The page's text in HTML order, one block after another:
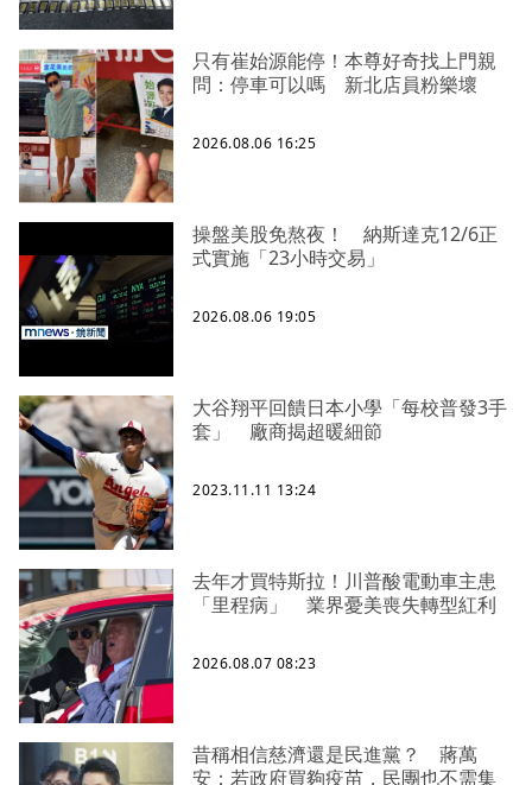
只有崔始源能停！本尊好奇找上門親
問：停車可以嗎 新北店員粉樂壞
2026.08.06 16:25
操盤美股免熬夜！ 納斯達克12/6正
式實施「23小時交易」
2026.08.06 19:05
大谷翔平回饋日本小學「每校普發3手
套」 廠商揭超暖細節
2023.11.11 13:24
去年才買特斯拉！川普酸電動車主患
「里程病」 業界憂美喪失轉型紅利
2026.08.07 08:23
昔稱相信慈濟還是民進黨？ 蔣萬
安：若政府買夠疫苗，民團也不需集